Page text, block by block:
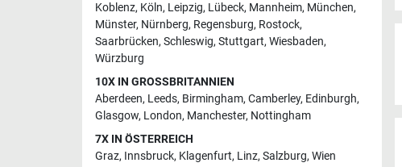
Koblenz, Köln, Leipzig, Lübeck, Mannheim, München,
Münster, Nürnberg, Regensburg, Rostock,
Saarbrücken, Schleswig, Stuttgart, Wiesbaden,
Würzburg
10X IN GROSSBRITANNIEN
Aberdeen, Leeds, Birmingham, Camberley, Edinburgh,
Glasgow, London, Manchester, Nottingham
7X IN ÖSTERREICH
Graz, Innsbruck, Klagenfurt, Linz, Salzburg, Wien